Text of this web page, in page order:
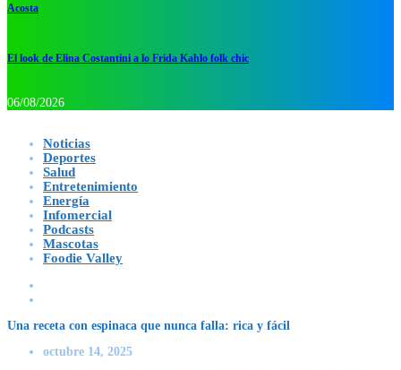
Acosta
El look de Elina Costantini a lo Frida Kahlo folk chic
06/08/2026
Noticias
Deportes
Salud
Entretenimiento
Energía
Infomercial
Podcasts
Mascotas
Foodie Valley
Una receta con espinaca que nunca falla: rica y fácil
octubre 14, 2025